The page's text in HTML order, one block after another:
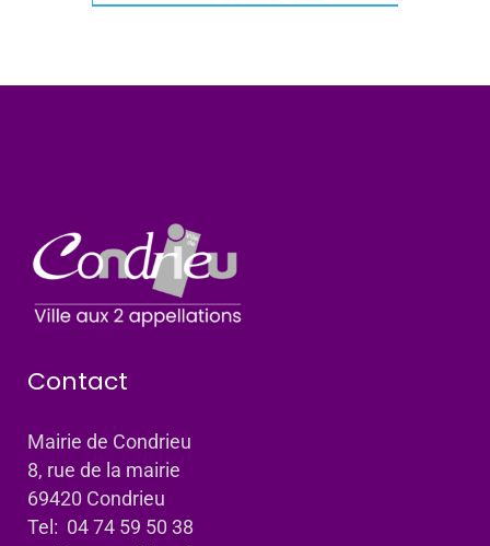
Contact
Mairie de Condrieu
8, rue de la mairie
69420 Condrieu
Tel: 04 74 59 50 38